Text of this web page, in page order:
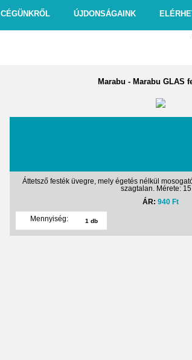
CÉGÜNKRŐL ÚJDONSÁGAINK
Marabu - Marabu GLAS
Áttetsző festék üvegre, mely égetés nélkül
szagtalan. Mérete: 15
ÁR: 940 Ft
Mennyiség: